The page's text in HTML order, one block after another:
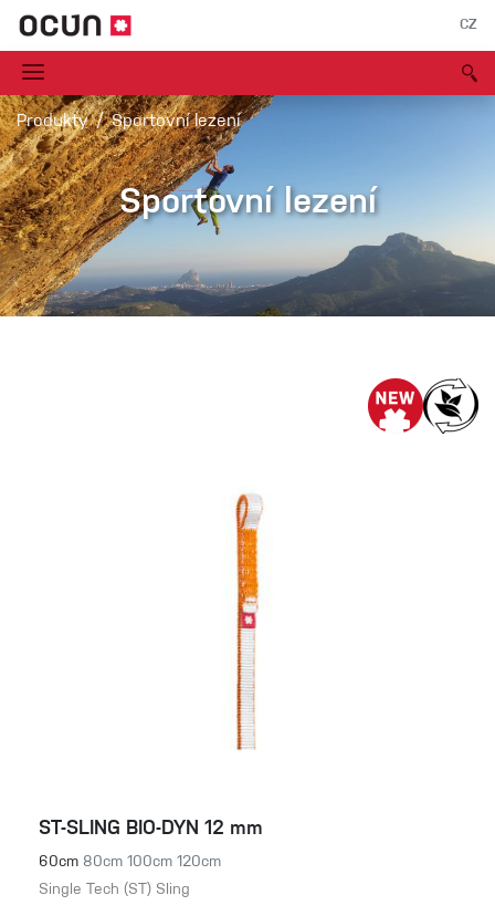
CZ
Produkty Sportovní lezení
Sportovní lezení
ST-SLING BIO-DYN 12 mm
60cm 80cm 100cm 120cm
Single Tech (ST) Sling